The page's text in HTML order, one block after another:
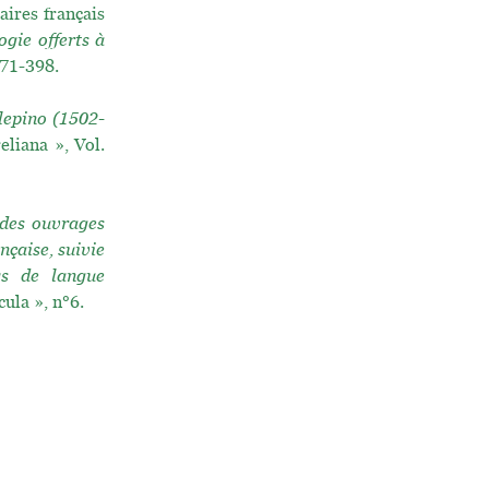
français
offerts à
398.
(1502-
», Vol.
ouvrages
suivie
de langue
», n°6.